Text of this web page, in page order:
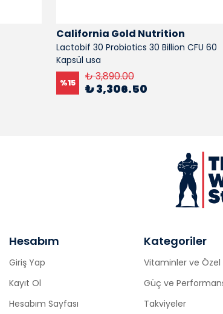
California Gold Nutrition
Lactobif 30 Probiotics 30 Billion CFU 60
Kapsül usa
%15 ₺ 3,890.00
₺ 3,306.50
Hesabım
Giriş Yap
Kayıt Ol
Hesabım Sayfası
Kategoriler
Vitaminler ve Özel
Güç ve
Takviyeler